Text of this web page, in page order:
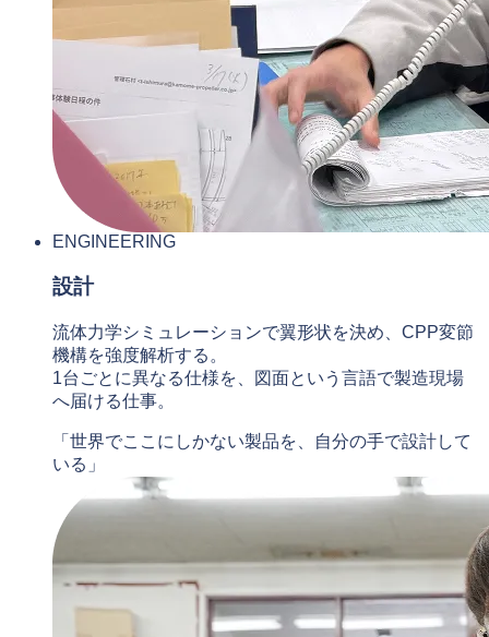
ENGINEERING
設計
流体力学シミュレーションで翼形状を決め、CPP変節
機構を強度解析する。
1台ごとに異なる仕様を、図面という言語で製造現場
へ届ける仕事。
「世界でここにしかない製品を、自分の手で設計して
いる」